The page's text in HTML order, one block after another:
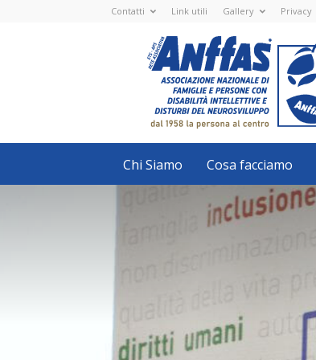
Contatti Link utili Gallery Privacy
Nazionale
ETS
-
APS
Associazione
Nazionale
di
Famiglie
e
con
disabilità
intellettive
neurosviluppo
Chi Siamo Cosa facciamo